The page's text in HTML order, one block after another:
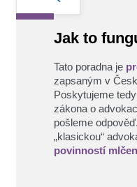
Jak to
Tato poradna je
zapsaným v
Poskytujeme
zákona o
pošleme
„klasickou“
povinností